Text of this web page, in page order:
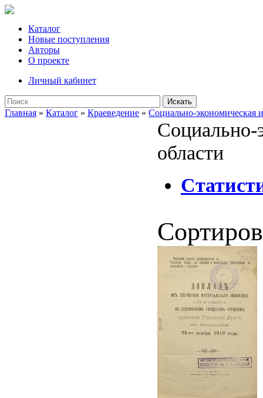
Каталог
Новые поступления
Авторы
О проекте
Личный кабинет
Искать
Главная » Каталог » Краеведение » Социально-экономическая
Социально-
области